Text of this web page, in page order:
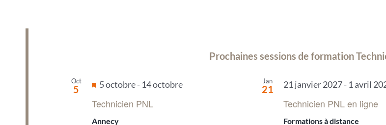
Prochaines sessions de formation
Oct
5
Mis
5 octobre- 14 octobre
Technicien PNL
Annecy
Jan
21 21 janvier 2027- 1 avril
Technicien PNL en ligne
Formations à distance